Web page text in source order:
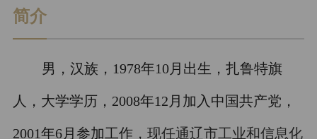
简介
男，汉族，1978年10月出生，扎鲁特旗
人，大学学历，2008年12月 加入中国共产党 ，
2001年6月参加工作， 现任通辽市工业和信息化